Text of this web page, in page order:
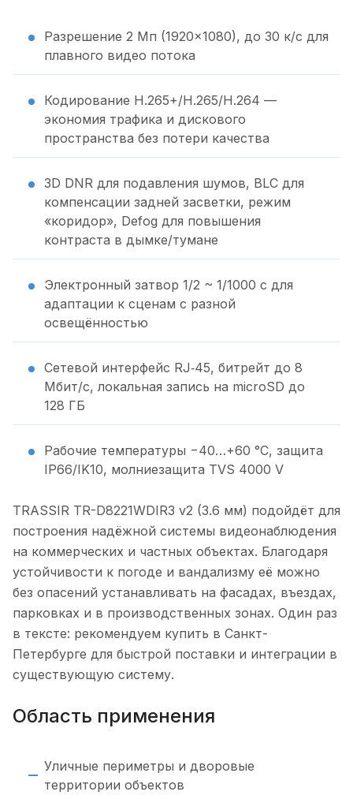
Разрешение 2 Мп (1920×1080), до 30 к/с для
плавного видео потока
Кодирование H.265+/H.265/H.264 —
экономия трафика и дискового
пространства без потери качества
3D DNR для подавления шумов, BLC для
компенсации задней засветки, режим
«коридор», Defog для повышения
контраста в дымке/тумане
Электронный затвор 1/2 ~ 1/1000 с для
адаптации к сценам с разной
освещённостью
Сетевой интерфейс RJ‑45, битрейт до 8
Мбит/с, локальная запись на microSD до
128 ГБ
Рабочие температуры −40…+60 °C, защита
IP66/IK10, молниезащита TVS 4000 V
TRASSIR TR-D8221WDIR3 v2 (3.6 мм) подойдёт для
построения надёжной системы видеонаблюдения
на коммерческих и частных объектах. Благодаря
устойчивости к погоде и вандализму её можно
без опасений устанавливать на фасадах, въездах,
парковках и в производственных зонах. Один раз
в тексте: рекомендуем купить в Санкт-
Петербурге для быстрой поставки и интеграции в
существующую систему.
Область применения
Уличные периметры и дворовые
территории объектов